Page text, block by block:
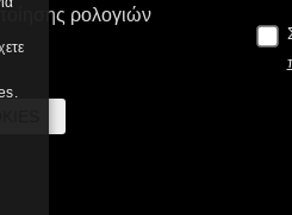
ρολογιών